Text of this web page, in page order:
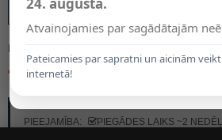
MODELIS:
44.00€
PIEEJAMĪBA:
PIEGĀDES LAIKS ~2
Atvainojamies par sagādātajām
Pateicamies par sapratni un aicinām
internetā!